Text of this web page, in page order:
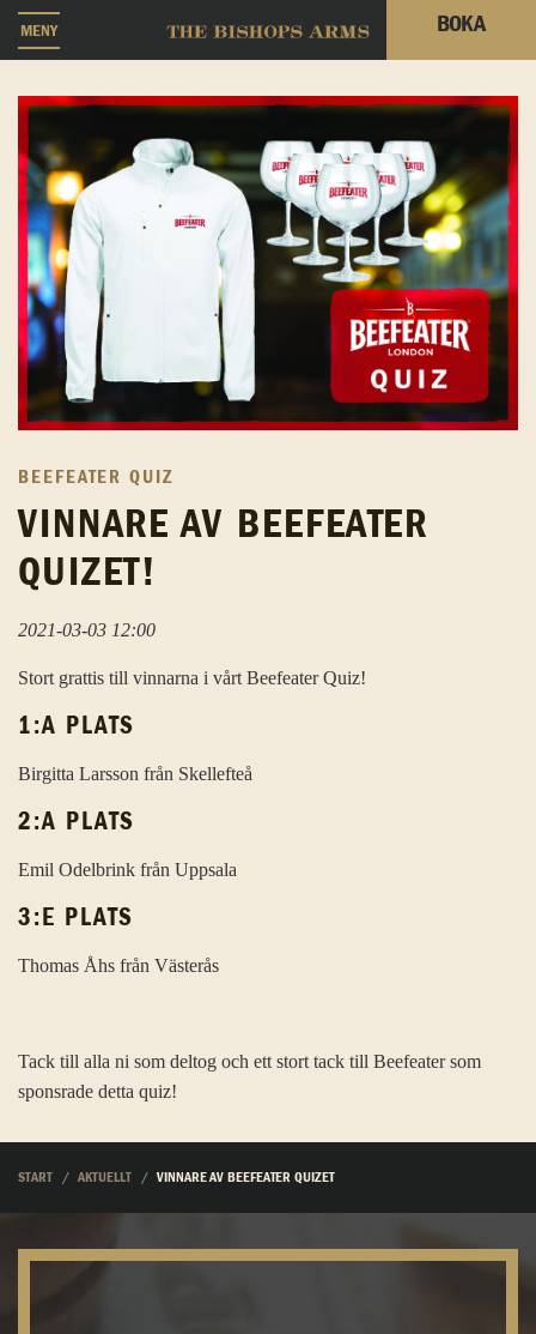
MENY BOKA
BEEFEATER QUIZ
VINNARE AV BEEFEATER
QUIZET!
2021-03-03 12:00
Stort grattis till vinnarna i vårt Beefeater Quiz!
1:A PLATS
Birgitta Larsson från Skellefteå
2:A PLATS
Emil Odelbrink från Uppsala
3:E PLATS
Thomas Åhs från Västerås
Tack till alla ni som deltog och ett stort tack till Beefeater som
sponsrade detta quiz!
START AKTUELLT VINNARE AV BEEFEATER QUIZET